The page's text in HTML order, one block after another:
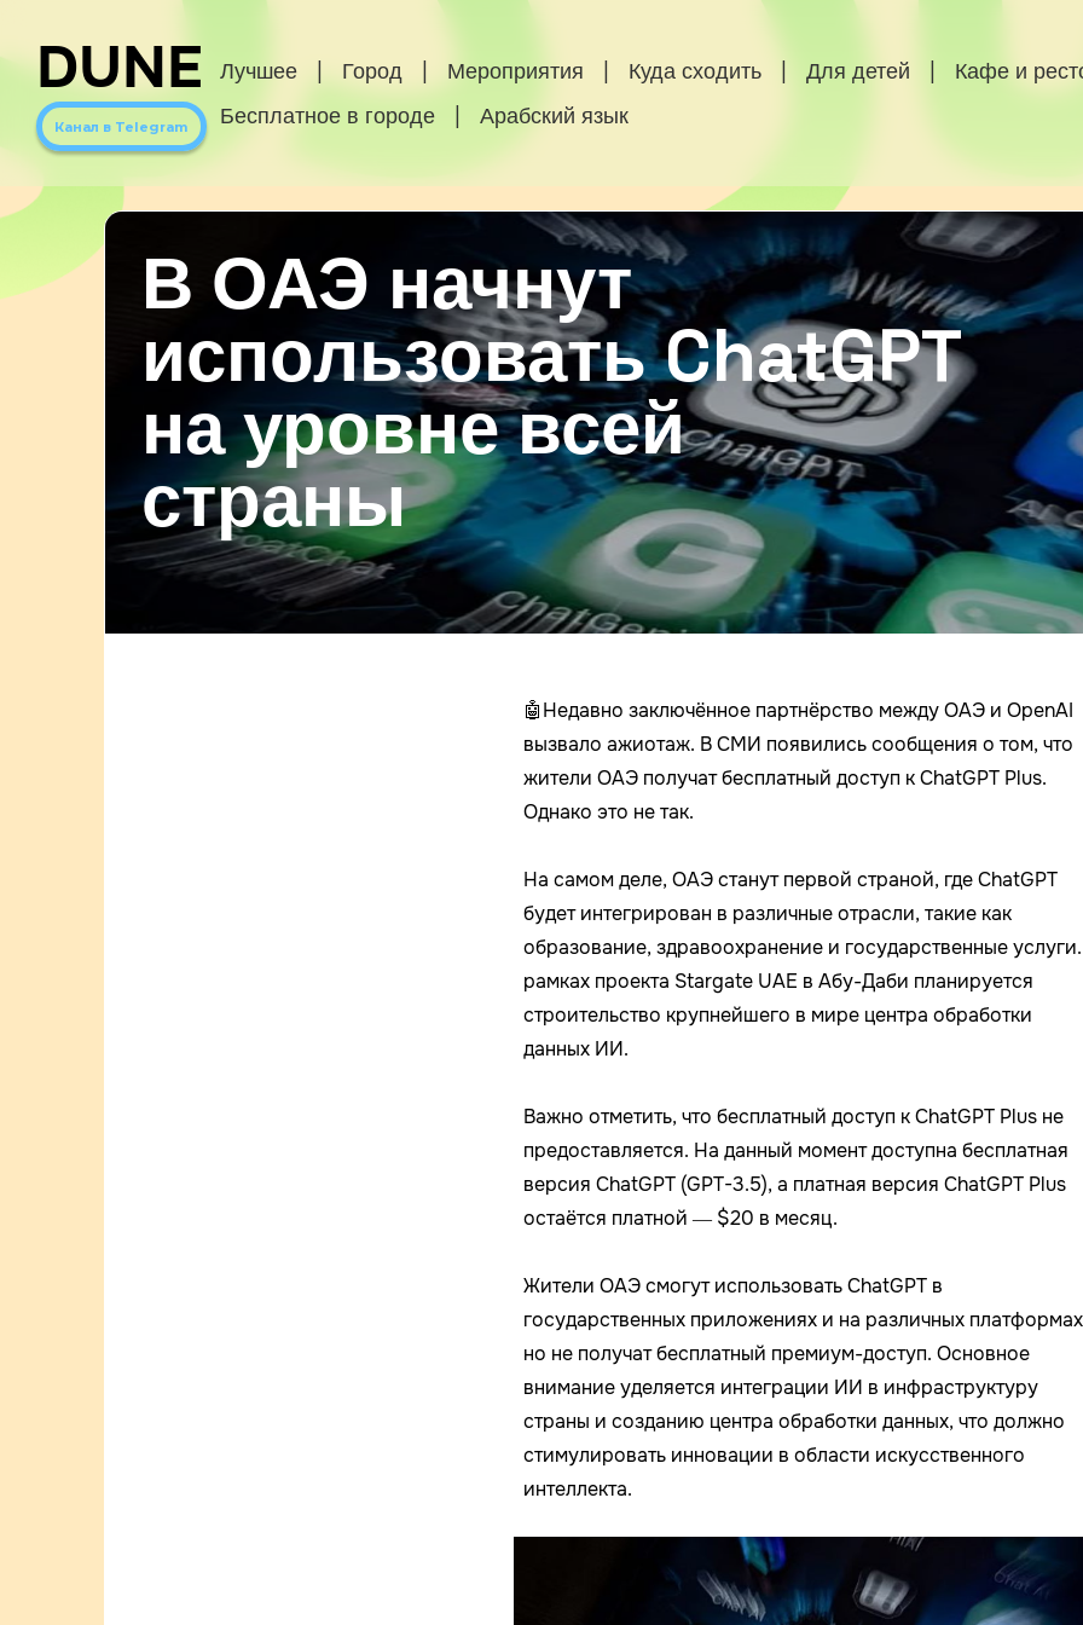
DUNE
Канал в Telegram
Лучшее Город Мероприятия Куда сходить Для детей
Кафе и
Бесплатное в городе
Арабский язык
В ОАЭ начнут
использовать ChatGPT
на уровне всей
страны
🤖Недавно заключённое партнёрство между ОАЭ и OpenAI
вызвало ажиотаж. В СМИ появились сообщения о том, что
жители ОАЭ получат бесплатный доступ к ChatGPT Plus.
Однако это не так.
На самом деле, ОАЭ станут первой страной, где ChatGPT
будет интегрирован в различные отрасли, такие как
образование, здравоохранение и государственные
рамках проекта Stargate UAE в Абу-Даби планируется
строительство крупнейшего в мире центра обработки
данных ИИ.
Важно отметить, что бесплатный доступ к ChatGPT Plus не
предоставляется. На данный момент доступна бесплатная
версия ChatGPT (GPT-3.5), а платная версия ChatGPT Plus
остаётся платной — $20 в месяц.
Жители ОАЭ смогут использовать ChatGPT в
государственных приложениях и на различных
но не получат бесплатный премиум-доступ. Основное
внимание уделяется интеграции ИИ в инфраструктуру
страны и созданию центра обработки данных, что должно
стимулировать инновации в области искусственного
интеллекта.